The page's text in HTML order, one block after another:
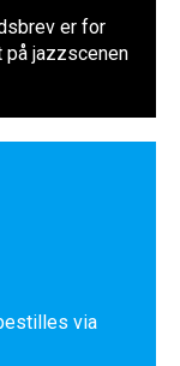
er for
jazzscenen
via